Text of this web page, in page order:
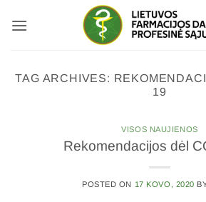
TAG ARCHIVES:
19
VISOS NAUJIENOS
Rekomendacijos dėl
POSTED ON 17 KOVO, 2020